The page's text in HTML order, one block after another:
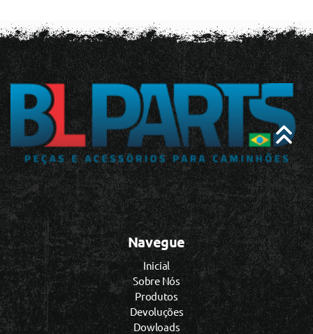
Navegue
Inicial
Sobre Nós
Produtos
Devoluções
Dowloads